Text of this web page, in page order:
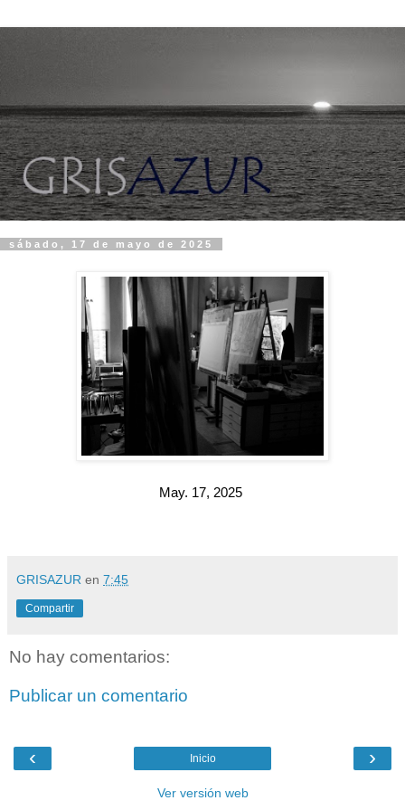
sábado, 17 de mayo de 2025
May. 17, 2025
GRISAZUR en 7:45
Compartir
No hay comentarios:
Publicar un comentario
‹ ›
Inicio
Ver versión web